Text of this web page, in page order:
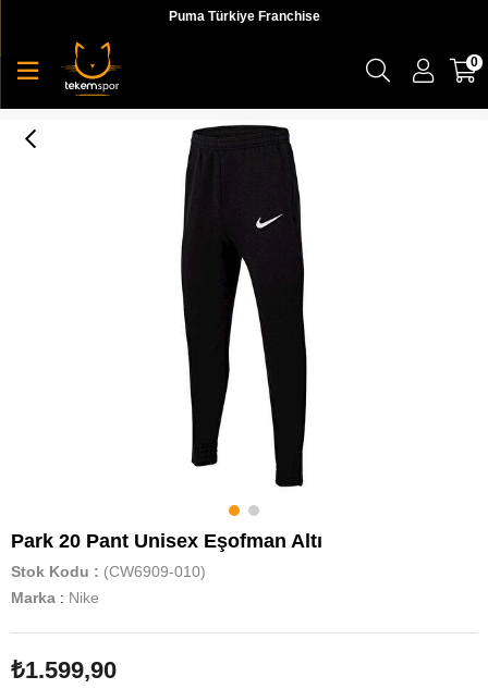
Puma Türkiye Franchise
0
Park 20 Pant Unisex Eşofman Altı
Stok Kodu
(CW6909-010)
Marka : Nike
₺1.599,90